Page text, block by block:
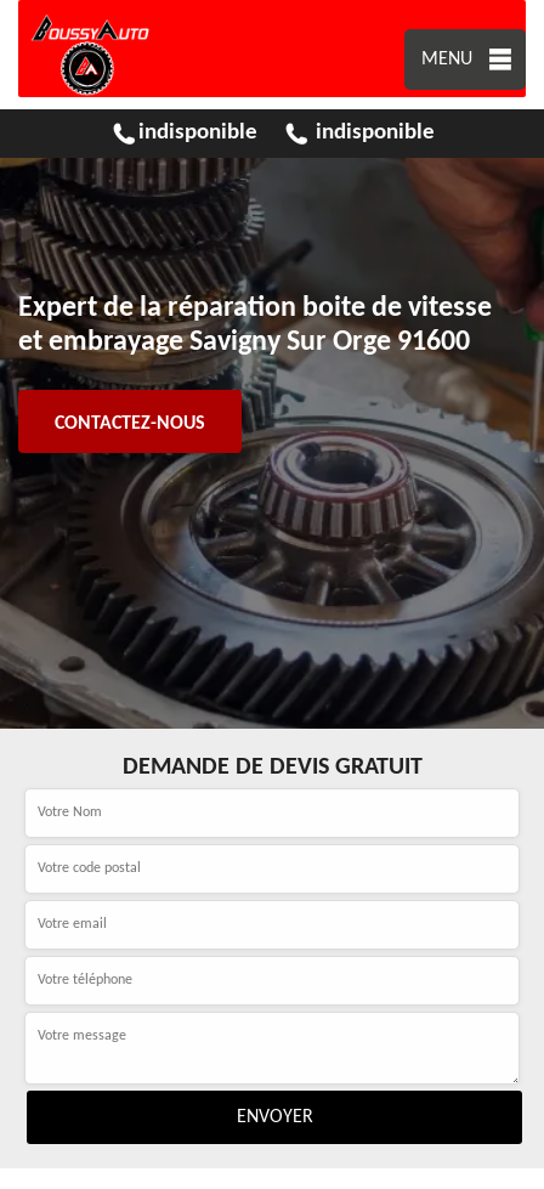
MENU
indisponible indisponible
Expert de la réparation boite de vitesse
et embrayage Savigny Sur Orge 91600
CONTACTEZ-NOUS
DEMANDE DE DEVIS GRATUIT